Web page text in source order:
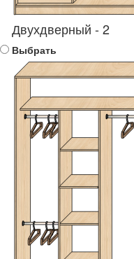
Двухдверный - 2
Выбрать